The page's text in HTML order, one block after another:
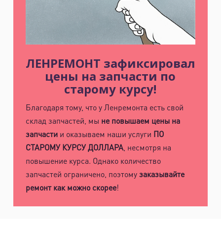
ул. Решетникова, д.3
ЛЕНРЕМОНТ зафиксировал
цены на запчасти по
старому курсу!
Благодаря тому, что у Ленремонта есть свой
склад запчастей, мы не повышаем цены на
запчастии оказываем наши услуги ПО
СТАРОМУ КУРСУ ДОЛЛАРА, несмотря на
повышение курса. Однако количество
запчастей ограничено, поэтомузаказывайте
ремонт как можно скорее!